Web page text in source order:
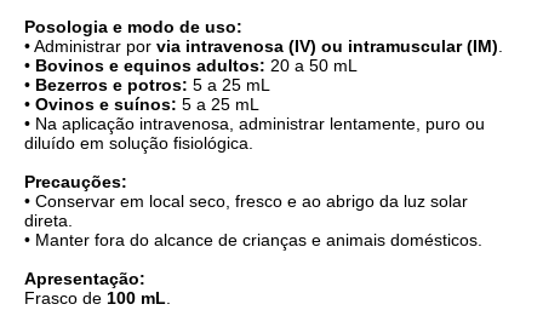
Posologia e modo de uso:
• Administrar por via intravenosa (IV) ou intramuscular (IM).
• Bovinos e equinos adultos: 20 a 50 mL
• Bezerros e potros: 5 a 25 mL
• Ovinos e suínos: 5 a 25 mL
• Na aplicação intravenosa, administrar lentamente, puro ou
diluído em solução fisiológica.
Precauções:
• Conservar em local seco, fresco e ao abrigo da luz solar
direta.
• Manter fora do alcance de crianças e animais domésticos.
Apresentação:
Frasco de 100 mL.